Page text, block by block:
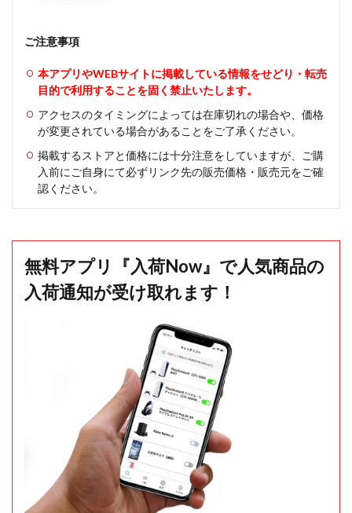
ご注意事項
本アプリやWEBサイトに掲載している情報をせどり・転売
目的で利用することを固く禁止いたします。
アクセスのタイミングによっては在庫切れの場合や、価格
が変更されている場合があることをご了承ください。
掲載するストアと価格には十分注意をしていますが、ご購
入前にご自身にて必ずリンク先の販売価格・販売元をご確
認ください。
無料アプリ『入荷Now』で人気商品の
入荷通知が受け取れます！